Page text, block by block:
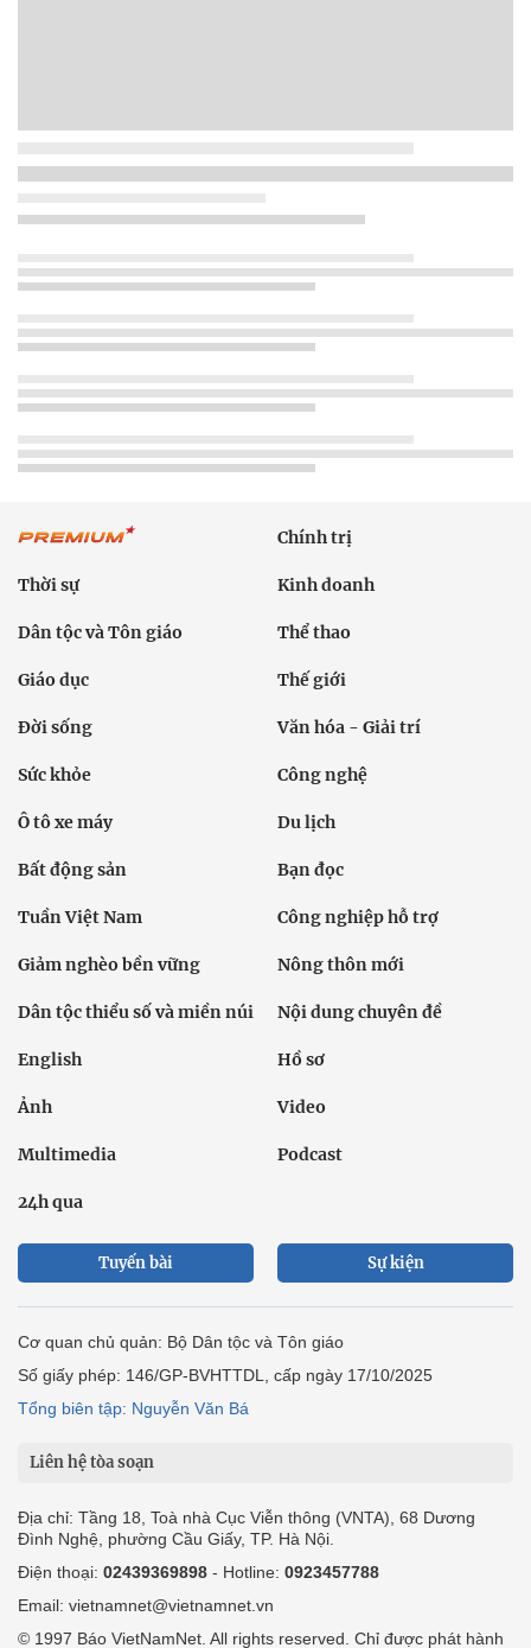
Chính trị
Thời sự Kinh doanh
Dân tộc và Tôn giáo Thể thao
Giáo dục Thế giới
Đời sống Văn hóa - Giải trí
Sức khỏe Công nghệ
Ô tô xe máy Du lịch
Bất động sản Bạn đọc
Tuần Việt Nam Công nghiệp hỗ trợ
Giảm nghèo bền vững Nông thôn mới
Dân tộc thiểu số và miền núi Nội dung chuyên đề
English Hồ sơ
Ảnh Video
Multimedia Podcast
24h qua
Tuyến bài Sự kiện
Cơ quan chủ quản: Bộ Dân tộc và Tôn giáo
Số giấy phép: 146/GP-BVHTTDL, cấp ngày 17/10/2025
Tổng biên tập: Nguyễn Văn Bá
Liên hệ tòa soạn
Địa chỉ: Tầng 18, Toà nhà Cục Viễn thông (VNTA), 68 Dương
Đình Nghệ, phường Cầu Giấy, TP. Hà Nội.
Điện thoại: 02439369898 - Hotline: 0923457788
Email: vietnamnet@vietnamnet.vn
© 1997 Báo VietNamNet. All rights reserved. Chỉ được phát hành